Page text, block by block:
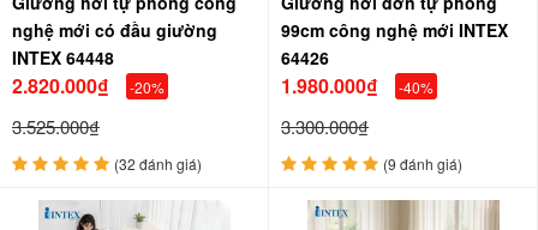
nghệ mới có đầu giường
INTEX 64448
2.820.000₫ -20%
3.525.000₫
(32 đánh giá)
99cm công nghệ mới INTEX
64426
1.980.000₫ -40%
3.300.000₫
(9 đánh giá)